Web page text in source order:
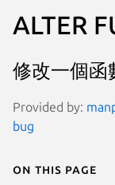
ALTER
修改一個函
Provided by:
bug
On this page